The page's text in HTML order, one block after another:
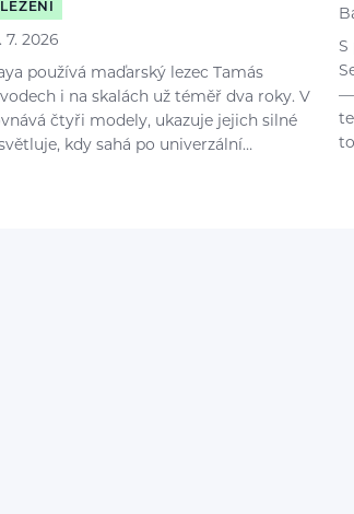
LEZENÍ
7. 2026
používá maďarský lezec Tamás
i na skalách už téměř dva roky. V
čtyři modely, ukazuje jejich silné
kdy sahá po univerzální…
S
—